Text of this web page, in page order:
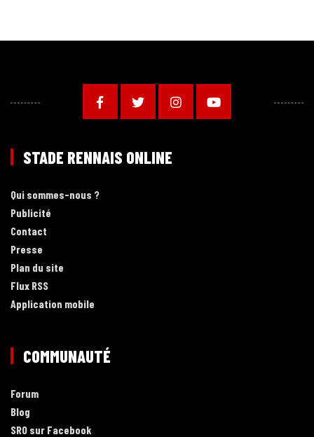
STADE RENNAIS ONLINE
Qui sommes-nous ?
Publicité
Contact
Presse
Plan du site
Flux RSS
Application mobile
COMMUNAUTÉ
Forum
Blog
SRO sur Facebook